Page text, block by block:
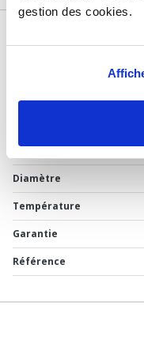
gestion des cookies.
Matière
Diamètre
Température
Garantie
Référence